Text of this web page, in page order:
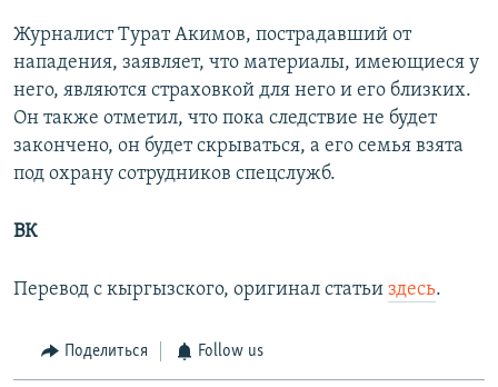
Журналист Турат Акимов, пострадавший от
нападения, заявляет, что материалы, имеющиеся у
него, являются страховкой для него и его близких.
Он также отметил, что пока следствие не будет
закончено, он будет скрываться, а его семья взята
под охрану сотрудников спецслужб.
ВК
Перевод с кыргызского, оригинал статьи здесь.
Поделиться Follow us